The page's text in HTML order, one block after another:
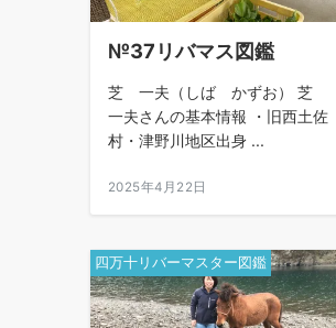
№37リバマス図鑑
芝 一夫（しば かずお） 芝
一夫さんの基本情報 ・旧西土佐
村・津野川地区出身 ...
2025年4月22日
四万十リバーマスター図鑑